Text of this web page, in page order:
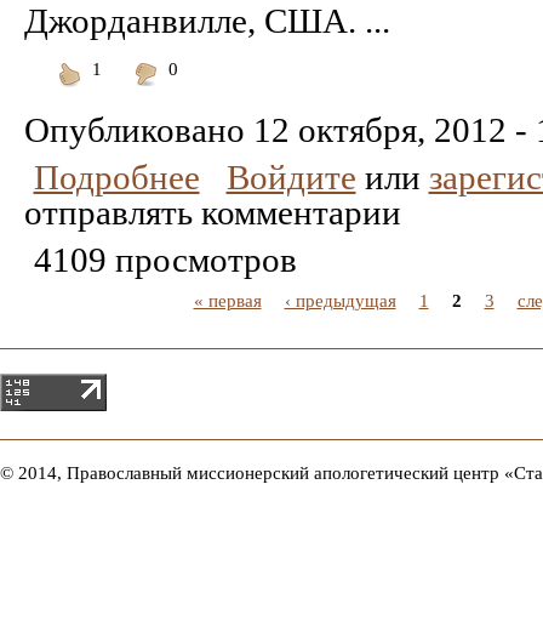
Джорданвилле, США. ...
1
0
Опубликовано 12 октября, 2012 -
Подробнее
Войдите или
отправлять комментарии
4109 просмотров
« первая ‹ предыдущая 1 2 3
© 2014, Православный миссионерский апологетический центр